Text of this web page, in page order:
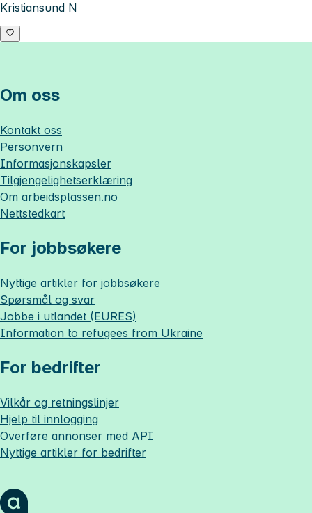
Kristiansund N
Om oss
Kontakt oss
Personvern
Informasjonskapsler
Tilgjengelighetserklæring
Om arbeidsplassen.no
Nettstedkart
For jobbsøkere
Nyttige artikler for jobbsøkere
Spørsmål og svar
Jobbe i utlandet (EURES)
Information to refugees from Ukraine
For bedrifter
Vilkår og retningslinjer
Hjelp til innlogging
Overføre annonser med API
Nyttige artikler for bedrifter